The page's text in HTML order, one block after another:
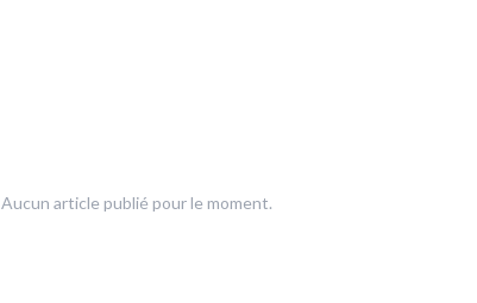
Aucun article publié pour le moment.